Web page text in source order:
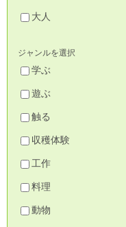
大人
ジャンルを選択
学ぶ
遊ぶ
触る
収穫体験
工作
料理
動物